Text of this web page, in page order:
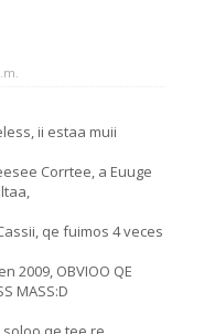
ii estaa muii
Corrtee, a Euuge
qe fuimos 4 veces
2009, OBVIOO QE
MASS:D